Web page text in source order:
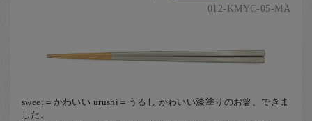
012-KMYC-05-MA
sweet＝かわいい urushi＝うるし かわいい漆塗りのお箸、できま
した。